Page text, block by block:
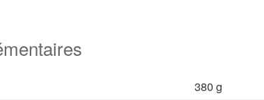
380 g